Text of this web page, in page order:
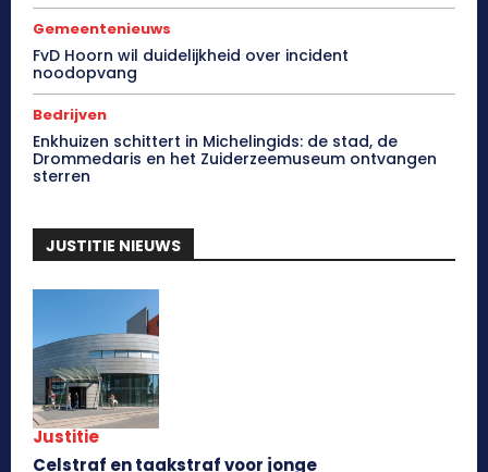
Gemeentenieuws
FvD Hoorn wil duidelijkheid over incident
noodopvang
Bedrijven
Enkhuizen schittert in Michelingids: de stad, de
Drommedaris en het Zuiderzeemuseum ontvangen
sterren
JUSTITIE NIEUWS
Justitie
Celstraf en taakstraf voor jonge